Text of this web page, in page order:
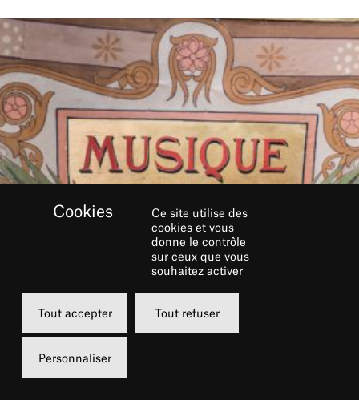
« Une insulte au bon goût et au bon sens ! »
Créé au Châtelet le 18 mai 1917, Parade
provoqua une véritable tempête le soir de la
Ce site utilise des
cookies et vous
donne le contrôle
sur ceux que vous
souhaitez activer
Tout accepter Tout refuser
Personnaliser